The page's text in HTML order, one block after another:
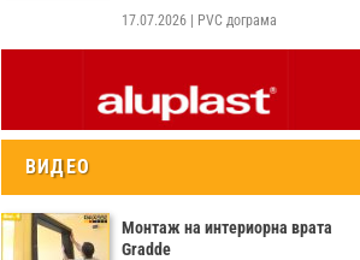
17.07.2026 | PVC дограма
ВИДЕО
Монтаж на интериорна врата
Gradde